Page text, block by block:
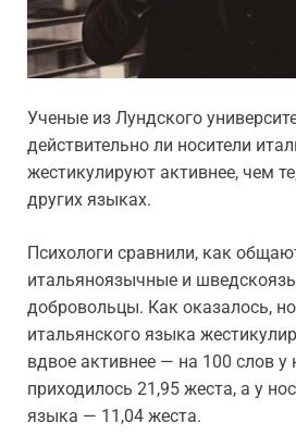
Ученые из Лундского
действительно ли носители
жестикулируют активнее, чем
других языках.
Психологи сравнили, как
итальяноязычные и
добровольцы. Как оказалось,
итальянского языка
вдвое активнее — на 100 слов у
приходилось 21,95 жеста, а у
языка — 11,04 жеста.